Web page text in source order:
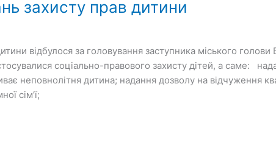
захисту прав дитини
відбулося за головування заступника міського
соціально-правового захисту дітей, а саме:
неповнолітня дитина; надання дозволу на відчуження
сім’ї;